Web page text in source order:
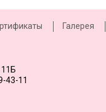
Галерея
11Б
43-11